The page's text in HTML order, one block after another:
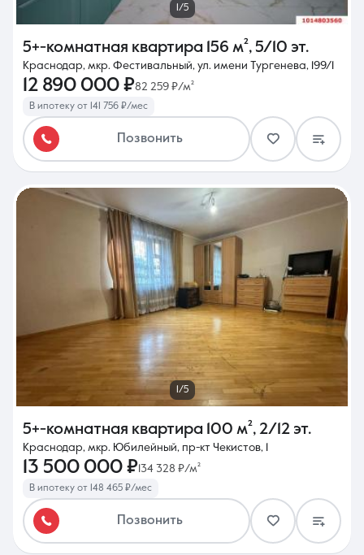
1/5
5+-комнатная квартира 156 м², 5/10 эт.
Краснодар, мкр. Фестивальный, ул. имени Тургенева, 199/1
12 890 000 ₽82 259 ₽/м²
В ипотеку от 141 756 ₽/мес
Позвонить
1/5
5+-комнатная квартира 100 м², 2/12 эт.
Краснодар, мкр. Юбилейный, пр-кт Чекистов, 1
13 500 000 ₽ 134 328 ₽/м²
В ипотеку от 148 465 ₽/мес
Позвонить